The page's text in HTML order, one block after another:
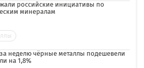
российские инициативы по
минералам
неделю чёрные металлы подешевели
на 1,8%